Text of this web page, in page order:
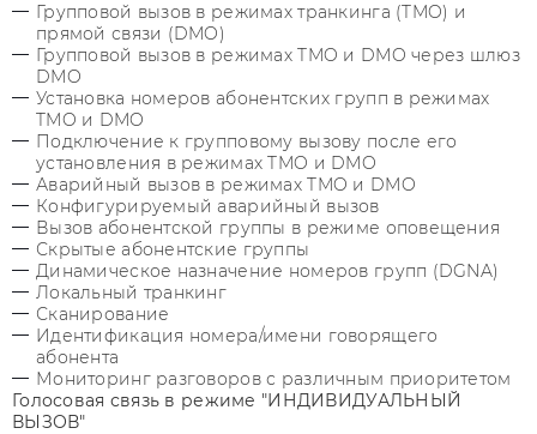
Групповой вызов в режимах транкинга (TMO) и
прямой связи (DMO)
Групповой вызов в режимах TMO и DMO через шлюз
DMO
Установка номеров абонентских групп в режимах
TMO и DMO
Подключение к групповому вызову после его
установления в режимах TMO и DMO
Аварийный вызов в режимах TMO и DMO
Конфигурируемый аварийный вызов
Вызов абонентской группы в режиме оповещения
Скрытые абонентские группы
Динамическое назначение номеров групп (DGNA)
Локальный транкинг
Сканирование
Идентификация номера/имени говорящего
абонента
Мониторинг разговоров с различным приоритетом
Голосовая связь в режиме "ИНДИВИДУАЛЬНЫЙ
ВЫЗОВ"